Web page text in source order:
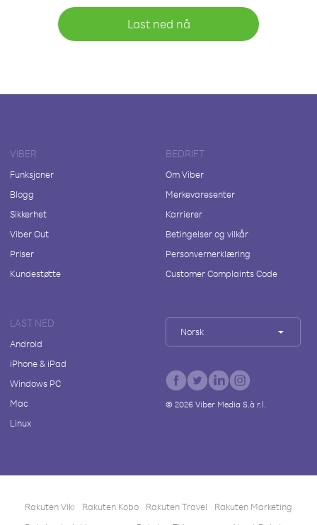
Last ned nå
VIBER
Funksjoner
Blogg
Sikkerhet
Viber Out
Priser
Kundestøtte
BEDRIFT
Om Viber
Merkevaresenter
Karrierer
Betingelser og vilkår
Personvernerklæring
Customer Complaints Code
LAST NED
Android
iPhone & iPad
Windows PC
Mac
Linux
Norsk
© 2026Viber Media S.à r.l.
Rakuten Viki Rakuten Kobo Rakuten Travel
Rakuten Marketing